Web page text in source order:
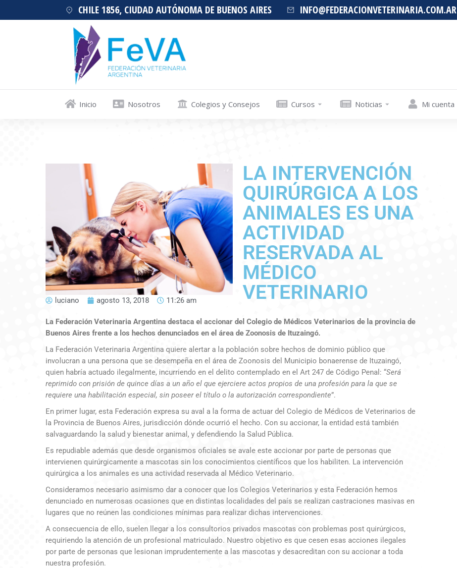
CHILE 1856, CIUDAD AUTÓNOMA DE BUENOS AIRES INFO@FEDERACIONVETERINARIA.COM.AR
Inicio Nosotros Colegios y Consejos Cursos Noticias Mi cuenta
luciano agosto 13, 2018 11:26 am
LA INTERVENCIÓN
QUIRÚRGICA A LOS
ANIMALES ES UNA
ACTIVIDAD
RESERVADA AL
MÉDICO
VETERINARIO
La Federación Veterinaria Argentina destaca el accionar del Colegio de Médicos Veterinarios de la provincia de
Buenos Aires frente a los hechos denunciados en el área de Zoonosis de Ituzaingó.
La Federación Veterinaria Argentina quiere alertar a la población sobre hechos de dominio público que
involucran a una persona que se desempeña en el área de Zoonosis del Municipio bonaerense de Ituzaingó,
quien habría actuado ilegalmente, incurriendo en el delito contemplado en el Art 247 de Código Penal: “Será
reprimido con prisión de quince días a un año el que ejerciere actos propios de una profesión para la que se
requiere una habilitación especial, sin poseer el título o la autorización correspondiente”.
En primer lugar, esta Federación expresa su aval a la forma de actuar del Colegio de Médicos de Veterinarios de
la Provincia de Buenos Aires, jurisdicción dónde ocurrió el hecho. Con su accionar, la entidad está también
salvaguardando la salud y bienestar animal, y defendiendo la Salud Pública.
Es repudiable además que desde organismos oficiales se avale este accionar por parte de personas que
intervienen quirúrgicamente a mascotas sin los conocimientos científicos que los habiliten. La intervención
quirúrgica a los animales es una actividad reservada al Médico Veterinario.
Consideramos necesario asimismo dar a conocer que los Colegios Veterinarios y esta Federación hemos
denunciado en numerosas ocasiones que en distintas localidades del país se realizan castraciones masivas en
lugares que no reúnen las condiciones mínimas para realizar dichas intervenciones.
A consecuencia de ello, suelen llegar a los consultorios privados mascotas con problemas post quirúrgicos,
requiriendo la atención de un profesional matriculado. Nuestro objetivo es que cesen esas acciones ilegales
por parte de personas que lesionan imprudentemente a las mascotas y desacreditan con su accionar a toda
nuestra profesión.